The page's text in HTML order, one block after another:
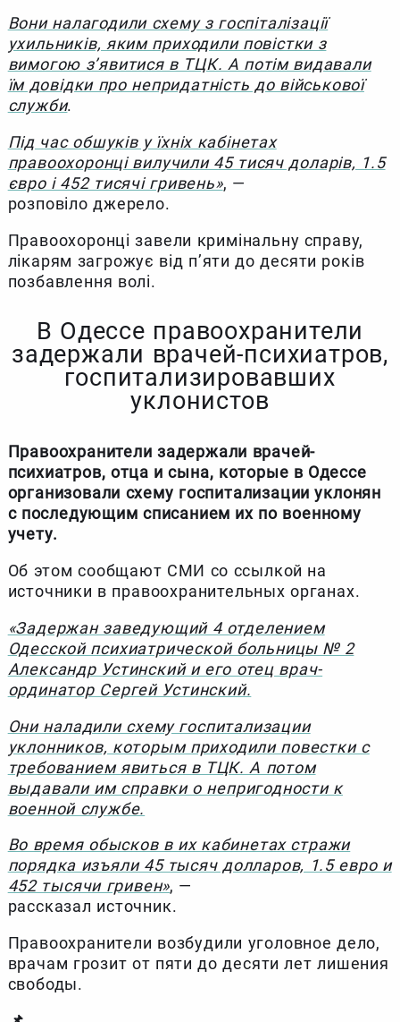
Вони налагодили схему з госпіталізації
ухильників, яким приходили повістки з
вимогою з’явитися в ТЦК. А потім видавали
їм довідки про непридатність до військової
служби.
Під час обшуків у їхніх кабінетах
правоохоронці вилучили 45 тисяч доларів, 1.5
євро і 452 тисячі гривень», —
розповіло джерело.
Правоохоронці завели кримінальну справу,
лікарям загрожує від п’яти до десяти років
позбавлення волі.
В Одессе правоохранители
задержали врачей-психиатров,
госпитализировавших
уклонистов
Правоохранители задержали врачей-
психиатров, отца и сына, которые в Одессе
организовали схему госпитализации уклонян
с последующим списанием их по военному
учету.
Об этом сообщают СМИ со ссылкой на
источники в правоохранительных органах.
«Задержан заведующий 4 отделением
Одесской психиатрической больницы № 2
Александр Устинский и его отец врач-
ординатор Сергей Устинский.
Они наладили схему госпитализации
уклонников, которым приходили повестки с
требованием явиться в ТЦК. А потом
выдавали им справки о непригодности к
военной службе.
Во время обысков в их кабинетах стражи
порядка изъяли 45 тысяч долларов, 1.5 евро и
452 тысячи гривен», —
рассказал источник.
Правоохранители возбудили уголовное дело,
врачам грозит от пяти до десяти лет лишения
свободы.